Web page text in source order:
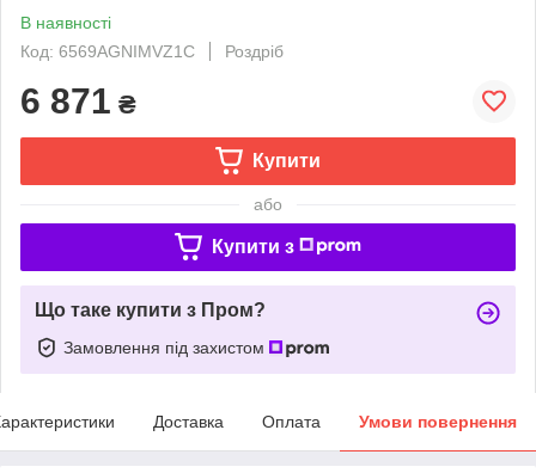
В наявності
Код: 6569AGNIMVZ1C
Роздріб
6 871 ₴
Купити
або
Купити з
Що таке купити з Пром?
Замовлення під захистом
Доставка Оплата Умови повернення